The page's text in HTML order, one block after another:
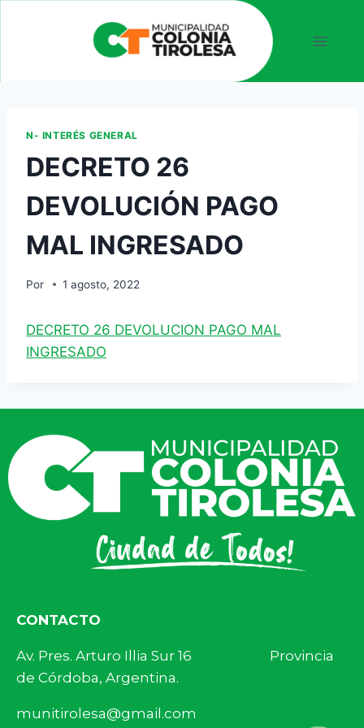
N- INTERÉS GENERAL
DECRETO 26
DEVOLUCIÓN PAGO
MAL INGRESADO
Por 1 agosto, 2022
DECRETO 26 DEVOLUCION PAGO MAL
INGRESADO
CONTACTO
Av. Pres. Arturo Illia Sur 16 Provincia
de Córdoba, Argentina.
munitirolesa@gmail.com